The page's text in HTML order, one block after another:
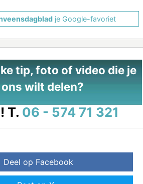
je Google-favoriet
tip, foto of video die je
wilt delen?
T. 06 - 574 71 321
Deel op Facebook